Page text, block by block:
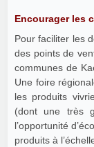
Encourager les
Pour faciliter les
des points de
communes de
Une foire
les produits
(dont une très
l’opportunité
produits à